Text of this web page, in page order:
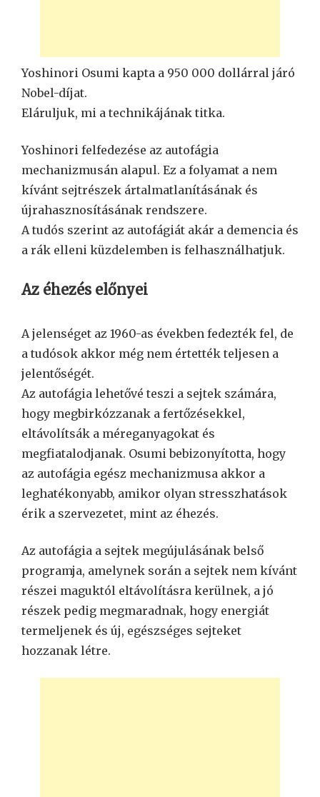
Yoshinori Osumi kapta a 950 000 dollárral járó
Nobel-díjat.
Eláruljuk, mi a technikájának titka.
Yoshinori felfedezése az autofágia
mechanizmusán alapul. Ez a folyamat a nem
kívánt sejtrészek ártalmatlanításának és
újrahasznosításának rendszere.
A tudós szerint az autofágiát akár a demencia és
a rák elleni küzdelemben is felhasználhatjuk.
Az éhezés előnyei
A jelenséget az 1960-as években fedezték fel, de
a tudósok akkor még nem értették teljesen a
jelentőségét.
Az autofágia lehetővé teszi a sejtek számára,
hogy megbirkózzanak a fertőzésekkel,
eltávolítsák a méreganyagokat és
megfiatalodjanak. Osumi bebizonyította, hogy
az autofágia egész mechanizmusa akkor a
leghatékonyabb, amikor olyan stresszhatások
érik a szervezetet, mint az éhezés.
Az autofágia a sejtek megújulásának belső
programja, amelynek során a sejtek nem kívánt
részei maguktól eltávolításra kerülnek, a jó
részek pedig megmaradnak, hogy energiát
termeljenek és új, egészséges sejteket
hozzanak létre.